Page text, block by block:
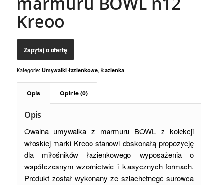
Kreoo
Kategorie: Umywalki łazienkowe, Łazienka
Opis Opinie (0)
Opis
Owalna umywalka z marmuru BOWL z kolekcji
włoskiej marki Kreoo stanowi doskonałą propozycję
dla miłośników łazienkowego wyposażenia o
współczesnym wzornictwie i klasycznych formach.
Produkt został wykonany ze szlachetnego surowca